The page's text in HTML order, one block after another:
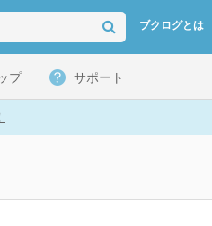
ブクログとは
プ サポート